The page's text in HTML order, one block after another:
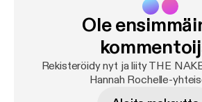
free, stay honest, and keep
https://cash.app/
Ole
Rekisteröidy nyt ja liity THE
Hannah Rochelle-